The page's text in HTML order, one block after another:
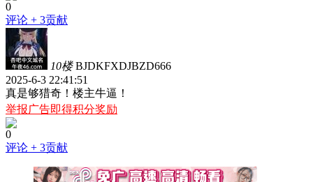
0
评论 + 3贡献
10楼 BJDKFXDJBZD666
2025-6-3 22:41:51
真是够猎奇！楼主牛逼！
举报广告即得积分奖励
0
评论 + 3贡献